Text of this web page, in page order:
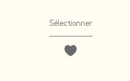
Sélectionner